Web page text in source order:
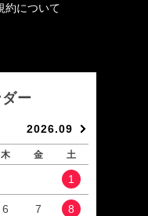
約について
ー
2026.09
木 金 土
1
6 7 8